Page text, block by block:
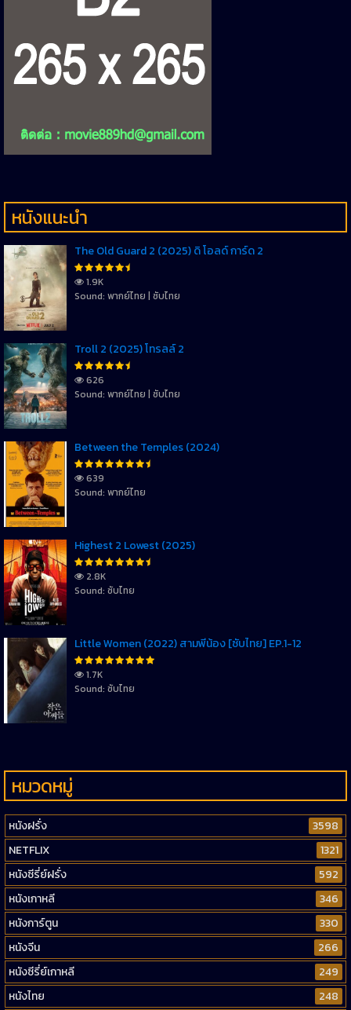
หนังแนะนำ
The Old Guard 2 (2025) ดิ โอลด์ การ์ด 2
1.9K
Sound: พากย์ไทย | ซับไทย
Troll 2 (2025) โทรลล์ 2
626
Sound: พากย์ไทย | ซับไทย
Between the Temples (2024)
639
Sound: พากย์ไทย
Highest 2 Lowest (2025)
2.8K
Sound: ซับไทย
Little Women (2022) สามพี่น้อง [ซับไทย] EP.1-12
1.7K
Sound: ซับไทย
หมวดหมู่
หนังฝรั่ง
3598
NETFLIX
1321
หนังซีรี่ย์ฝรั่ง
592
หนังเกาหลี
346
หนังการ์ตูน
330
หนังจีน
266
หนังซีรี่ย์เกาหลี
249
หนังไทย
248